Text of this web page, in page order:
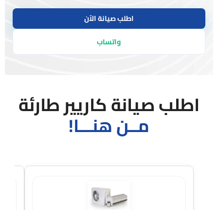
اطلب صيانة الآن
واتساب
اطلب صيانة كاريير طارئة
مــن هنـــا!